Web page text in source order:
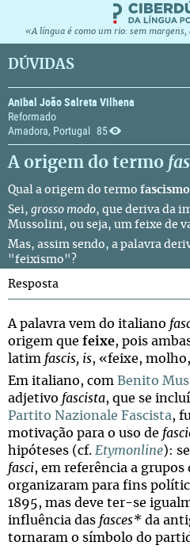
«A língua é como um rio: sem margens,
DÚVIDAS
Anibal João Salreta Vilhena
Reformado
Amadora, Portugal
85
A origem do termo
Qual a origem do termo fascismo
Sei, grosso modo, que deriva da
Mussolini, ou seja, um feixe de
Mas, assim sendo, a palavra
"feixismo"?
Resposta
A palavra vem do italiano
origem que feixe, pois
latim fascis, is, «feixe,
Em italiano, com Benito
adjetivo fascista, que se
Partito Nazionale Fascista,
motivação para o uso de
hipóteses (cf. Etymonline):
fasci, em referência a grupos
organizaram para fins
1895, mas deve ter-se
influência das fasces* da
tornaram o símbolo do